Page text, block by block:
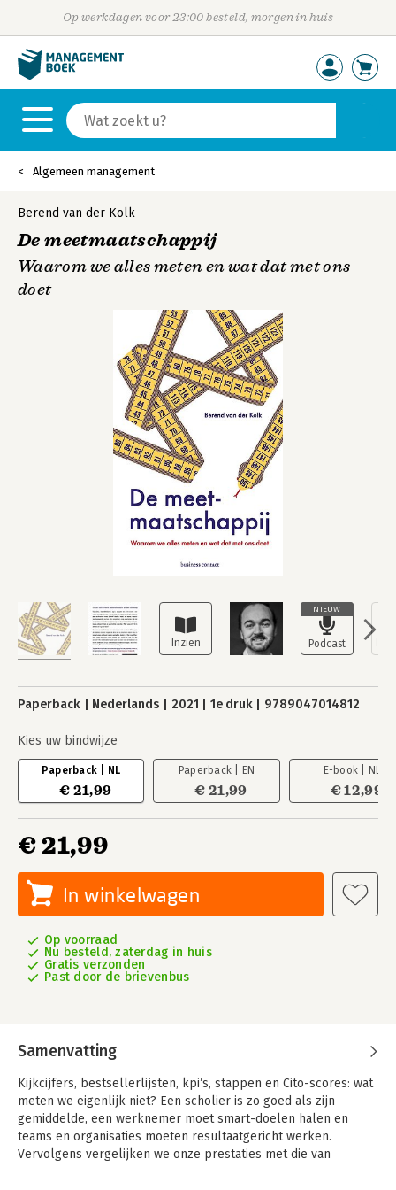
Op werkdagen voor 23:00 besteld, morgen in huis
Algemeen management
NIEUW
Berend van der Kolk
De meetmaatschappij
Waarom we alles meten en wat dat met ons
doet
Paperback Nederlands 2021 1e druk 9789047014812
Kies uw bindwijze
Paperback | NL
€ 21,99
Paperback | EN
€ 21,99
E-book | NL
€ 12,99
€ 21,99
In winkelwagen
Op voorraad
Nu besteld, zaterdag in huis
Gratis verzonden
Past door de brievenbus
Samenvatting
Kijkcijfers, bestsellerlijsten, kpi’s, stappen en Cito-scores: wat
meten we eigenlijk niet? Een scholier is zo goed als zijn
gemiddelde, een werknemer moet smart-doelen halen en
teams en organisaties moeten resultaatgericht werken.
Vervolgens vergelijken we onze prestaties met die van